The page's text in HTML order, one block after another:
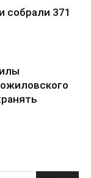
собрали 371